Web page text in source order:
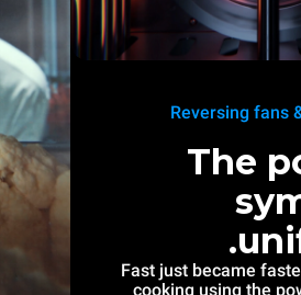
Reversing fans
The
Fast just became
cooking using the